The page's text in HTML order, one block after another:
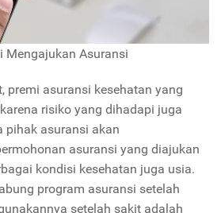
Mengajukan Asuransi
premi asuransi kesehatan yang
risiko yang dihadapi juga
pihak asuransi akan
asuransi yang diajukan
kondisi kesehatan juga usia.
program asuransi setelah
setelah sakit adalah